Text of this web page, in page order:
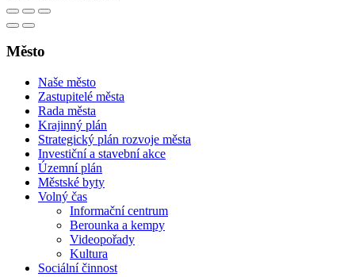
Město
Naše město
Zastupitelé města
Rada města
Krajinný plán
Strategický plán rozvoje města
Investiční a stavební akce
Územní plán
Městské byty
Volný čas
Informační centrum
Berounka a kempy
Videopořady
Kultura
Sociální činnost